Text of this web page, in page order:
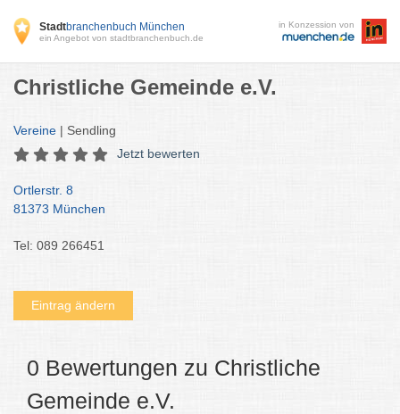
Stadtbranchenbuch München
ein Angebot von stadtbranchenbuch.de
in Konzession von
Christliche Gemeinde e.V.
Vereine | Sendling
Jetzt bewerten
Ortlerstr. 8
81373 München
Tel: 089 266451
Eintrag ändern
0 Bewertungen zu Christliche
Gemeinde e.V.